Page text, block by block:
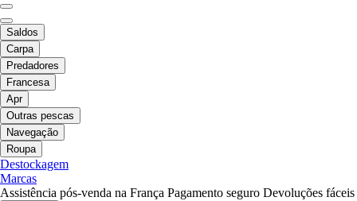
Saldos
Carpa
Predadores
Francesa
Apr
Outras pescas
Navegação
Roupa
Destockagem
Marcas
Assistência pós-venda na França Pagamento seguro Devoluções fáceis